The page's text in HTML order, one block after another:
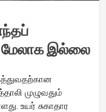
மேலாக இல்லை
முழுவதும்
உயர் சுகாதார